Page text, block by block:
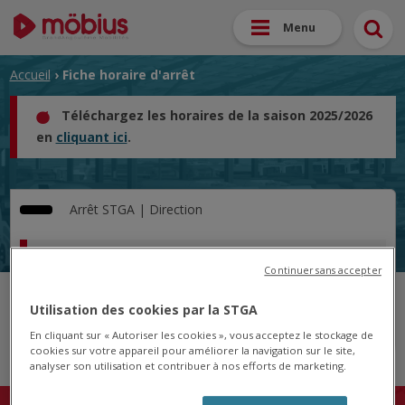
Menu
Accueil › Fiche horaire d'arrêt
Téléchargez les horaires de la saison 2025/2026
en cliquant ici.
Arrêt STGA | Direction
Cet arrêt n'est pas desservi pour le jour sélectionné.
Utilisation des cookies par la STGA
En cliquant sur « Autoriser les cookies », vous acceptez le stockage de
cookies sur votre appareil pour améliorer la navigation sur le site,
analyser son utilisation et contribuer à nos efforts de marketing.
Continuer sans accepter